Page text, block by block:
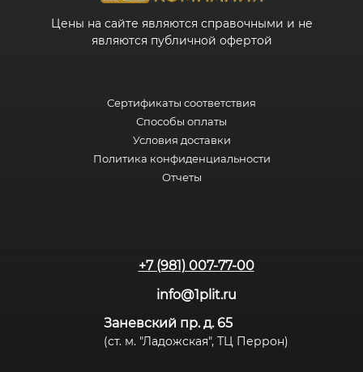
Цены на сайте являются справочными и не
являются публичной офертой
Сертификаты соответствия
Способы оплаты
Условия доставки
Политика конфиденциальности
Отчеты
+7 (981) 007-77-00
info@1plit.ru
Заневский пр. д. 65
(ст. м. "Ладожская", ТЦ Перрон)